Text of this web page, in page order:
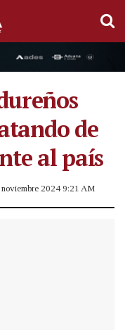
de
al país
2024 9:21 AM